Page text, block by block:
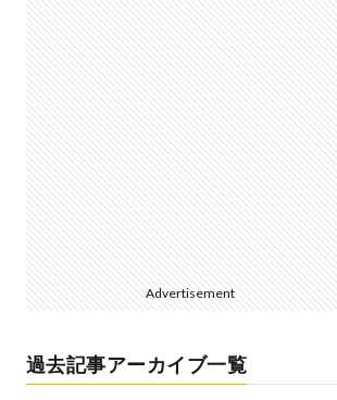
Advertisement
過去記事アーカイブ一覧